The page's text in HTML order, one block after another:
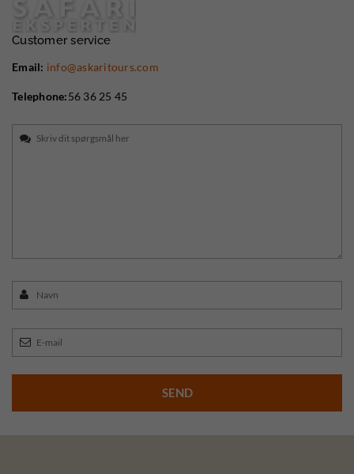
Customer service
Email: info@askaritours.com
Telephone:56 36 25 45